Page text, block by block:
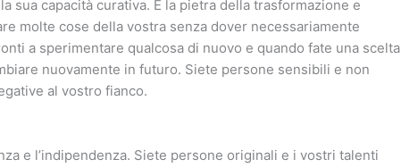
sua capacità curativa. È la pietra della trasformazione e
molte cose della vostra senza dover necessariamente
a sperimentare qualcosa di nuovo e quando fate una scelta
nuovamente in futuro. Siete persone sensibili e non
al vostro fianco.
e l’indipendenza. Siete persone originali e i vostri talenti